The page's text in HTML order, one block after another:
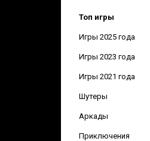
Топ игры
Игры 2025 года
Игры 2023 года
Игры 2021 года
Шутеры
Аркады
Приключения